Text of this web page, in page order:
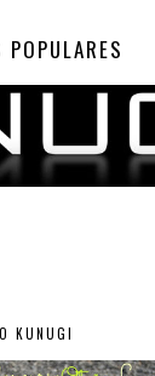
POPULARES
KUNUGI